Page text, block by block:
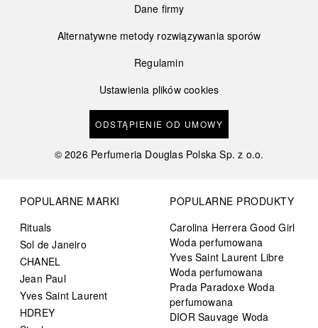
Dane firmy
Alternatywne metody rozwiązywania sporów
Regulamin
Ustawienia plików cookies
ODSTĄPIENIE OD UMOWY
©2026 Perfumeria Douglas Polska Sp. z o.o.
POPULARNE MARKI
Rituals
Sol de Janeiro
CHANEL
Jean Paul
Yves Saint Laurent
HDREY
POPULARNE PRODUKTY
Carolina Herrera Good Girl
Woda perfumowana
Yves Saint Laurent Libre
Woda perfumowana
Prada Paradoxe Woda
perfumowana
DIOR Sauvage Woda